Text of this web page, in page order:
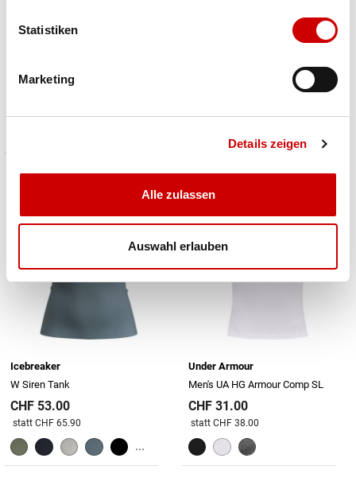
Statistiken
Marketing
Details zeigen
Alle zulassen
Auswahl erlauben
Petra
...
Nike Tempo Women"s Dri-FIT Sho
Icebreaker
W Siren Tank
CHF 53.00
Preis reduziert von
statt CHF 65.90
...
Under Armour
Men's UA HG Armour Comp SL
CHF 31.00
Preis reduziert von
statt CHF 38.00